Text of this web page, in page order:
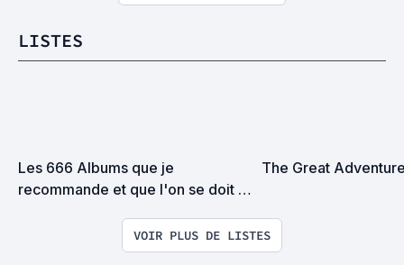
LISTES
Les 666 Albums que je
recommande et que l'on se doit
The Great
VOIR PLUS DE LISTES